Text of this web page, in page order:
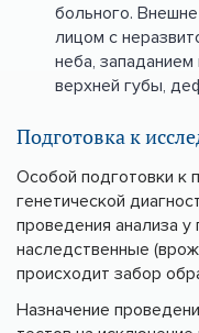
больного.
лицом с
неба,
верхней губы,
Подготовка к
Особой подготовки к
генетической
проведения анализа
наследственные
происходит забор
Назначение